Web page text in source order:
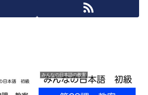
みんなの日本語の教案